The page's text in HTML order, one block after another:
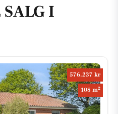
I
576.237 kr
108 m2